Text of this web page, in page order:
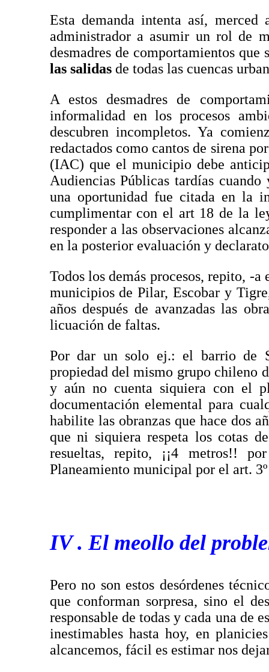
Esta demanda intenta así, merced
administrador a asumir un rol de
desmadres de comportamientos
las salidasde todas las cuencas
A estos desmadres de
informalidad en los procesos
descubren incompletos. Ya
redactados como cantos de sirena
(IAC) que el municipio debe
Audiencias Públicas tardías
una oportunidad fue citada en la
cumplimentar con el art 18 de la
responder a las observaciones
en la posterior evaluación y
Todos los demás procesos, repito, -
municipios de Pilar, Escobar y
años después de avanzadas las
licuación de faltas.
Por dar un solo ej.: el barrio de
propiedad del mismo grupo chileno
y aún no cuenta siquiera con el
documentación elemental para
habilite las obranzas que hace dos
que ni siquiera respeta los cotas
resueltas, repito, ¡¡4 metros!!
Planeamiento municipal por el art.
IV . El meollo del
Pero no son estos desórdenes
que conforman sorpresa, sino el
responsable de todas y cada una de
inestimables hasta hoy, en
alcancemos, fácil es estimar nos